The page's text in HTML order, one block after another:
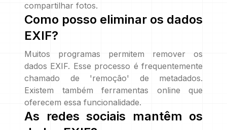
compartilhar fotos.
Como posso eliminar os dados
EXIF?
Muitos programas permitem remover os
dados EXIF. Esse processo é frequentemente
chamado de 'remoção' de metadados.
Existem também ferramentas online que
oferecem essa funcionalidade.
As redes sociais mantêm os